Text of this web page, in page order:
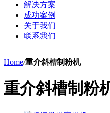
解决方案
成功案例
关于我们
联系我们
Home/重介斜槽制粉机
重介斜槽制粉